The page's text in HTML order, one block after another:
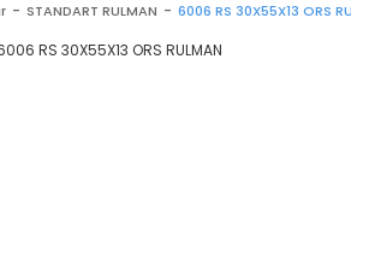
STANDART RULMAN 6006 RS 30X55X13 ORS